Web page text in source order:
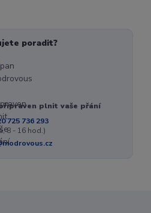
poradit?
plnit vaše přání
725 736 293
8 - 16 hod.)